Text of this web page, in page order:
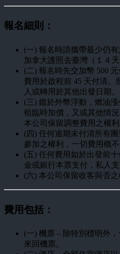
報名細則：
(一) 報名時請攜帶最少仍
加拿大護照去臺灣（１４天
(二) 報名時先交加幣 500
費用於啟程前 45 天付清。
人或轉用於其他出發日期。
(三) 鑑於外幣浮動，燃油
租臨時加價，又或其他情
本公司保留調整費用之權利
(四) 任何逾期未付清所有
參加之權利，一切費用概不
(五) 任何費用如於出發前
金或銀行本票支付，私人支
(六) 本公司保留收客與否之
費用包括：
(一) 機票 – 除特別標明外
來回機票。